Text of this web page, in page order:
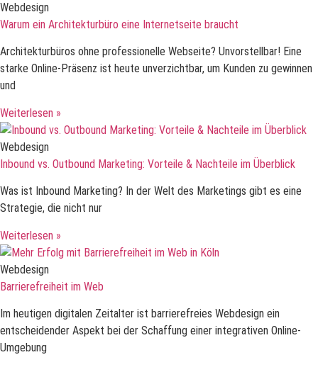
Webdesign
Warum ein Architekturbüro eine Internetseite braucht
Architekturbüros ohne professionelle Webseite? Unvorstellbar! Eine
starke Online-Präsenz ist heute unverzichtbar, um Kunden zu gewinnen
und
Weiterlesen »
Webdesign
Inbound vs. Outbound Marketing: Vorteile & Nachteile im Überblick
Was ist Inbound Marketing? In der Welt des Marketings gibt es eine
Strategie, die nicht nur
Weiterlesen »
Webdesign
Barrierefreiheit im Web
Im heutigen digitalen Zeitalter ist barrierefreies Webdesign ein
entscheidender Aspekt bei der Schaffung einer integrativen Online-
Umgebung